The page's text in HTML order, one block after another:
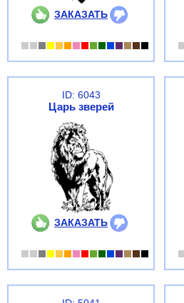
ЗАКАЗАТЬ
ID: 6043
Царь зверей
ЗАКАЗАТЬ